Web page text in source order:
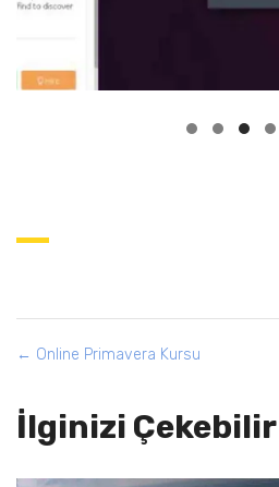
Online Primavera Kursu
İlginizi Çekebilir